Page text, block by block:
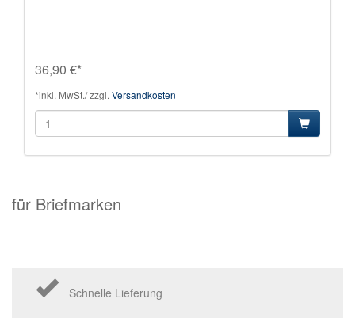
36,90 €*
*inkl. MwSt./ zzgl. Versandkosten
für Briefmarken
Schnelle Lieferung